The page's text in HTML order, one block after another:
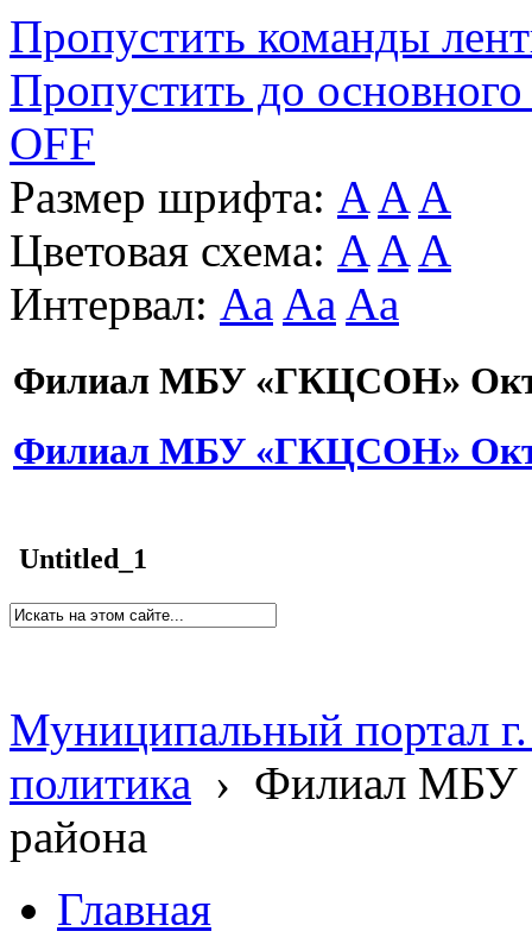
Пропустить команды
Пропустить до основного
OFF
Размер шрифта: A A A
Цветовая схема: A A A
Интервал: Aa Aa Aa
Филиал МБУ «ГКЦСОН»
Филиал МБУ «ГКЦСОН»
Untitled_1
Муниципальный портал
политика › Филиал МБУ
района
Главная